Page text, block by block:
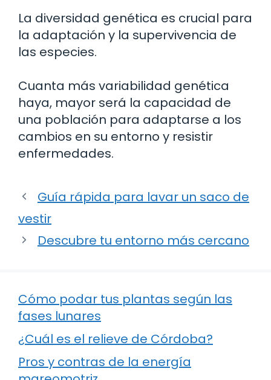
La diversidad genética es crucial para
la adaptación y la supervivencia de
las especies.
Cuanta más variabilidad genética
haya, mayor será la capacidad de
una población para adaptarse a los
cambios en su entorno y resistir
enfermedades.
Guía rápida para lavar un saco de
vestir
Descubre tu entorno más cercano
Cómo podar tus plantas según las
fases lunares
¿Cuál es el relieve de Córdoba?
Pros y contras de la energía